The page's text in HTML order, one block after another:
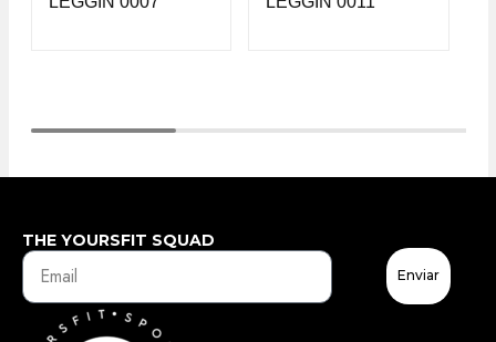
THE YOURSFIT SQUAD
Enviar